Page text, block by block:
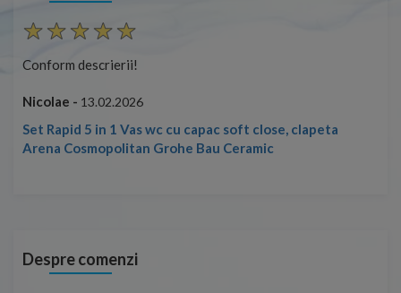
Conform descrierii!
Nicolae - 13.02.2026
Set Rapid 5 in 1 Vas wc cu capac soft close, clapeta
Arena Cosmopolitan Grohe Bau Ceramic
Despre comenzi